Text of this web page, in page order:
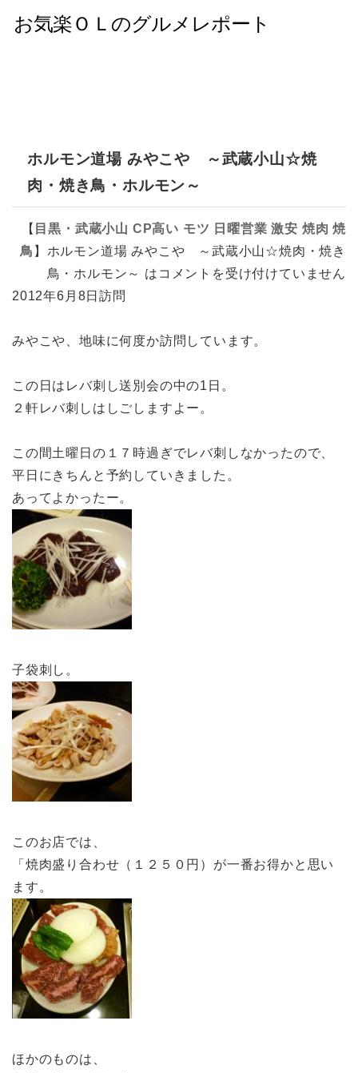
ホルモン道場 みやこや ～武蔵小山☆焼
肉・焼き鳥・ホルモン～
【 目黒・武蔵小山 CP高い モツ 日曜営業 激安 焼肉 焼
鳥 】 ホルモン道場 みやこや ～武蔵小山☆焼肉・焼き
鳥・ホルモン～ は コメントを受け付けていません
2012年6月8日訪問
みやこや、地味に何度か訪問しています。
この日はレバ刺し送別会の中の1日。
２軒レバ刺しはしごしますよー。
この間土曜日の１７時過ぎでレバ刺しなかったので、
平日にきちんと予約していきました。
あってよかったー。
子袋刺し。
このお店では、
「焼肉盛り合わせ（１２５０円）が一番お得かと思い
ます。
ほかのものは、